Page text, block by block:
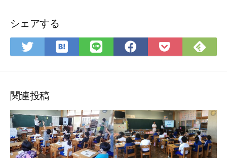
シェアする
Twitter
で
ア
は
て
ク
マ
ー
ク
LINE
で
Facebook
で
Pocket
に
で
関連投稿